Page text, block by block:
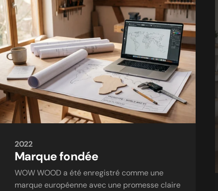
2022
Marquefondée
WOW WOOD a été enregistré comme une
marque européenne avec une promesse claire